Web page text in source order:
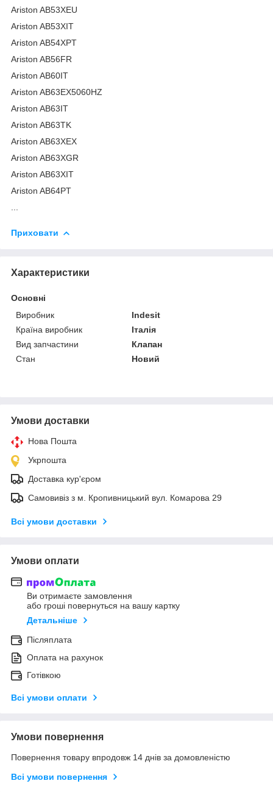
Ariston AB53XEU
Ariston AB53XIT
Ariston AB54XPT
Ariston AB56FR
Ariston AB60IT
Ariston AB63EX5060HZ
Ariston AB63IT
Ariston AB63TK
Ariston AB63XEX
Ariston AB63XGR
Ariston AB63XIT
Ariston AB64PT
Приховати
Характеристики
Основні
Виробник
Indesit
Країна виробник
Італія
Вид запчастини
Клапан
Стан
Новий
Умови доставки
Нова Пошта
Укрпошта
Доставка кур'єром
Самовивіз з м. Кропивницький вул. Комарова 29
Всі умови доставки
Умови оплати
Ви отримаєте замовлення
або гроші повернуться на вашу картку
Детальніше
Післяплата
Оплата на рахунок
Готівкою
Всі умови оплати
Умови повернення
Повернення товару впродовж 14 днів за домовленістю
Всі умови повернення